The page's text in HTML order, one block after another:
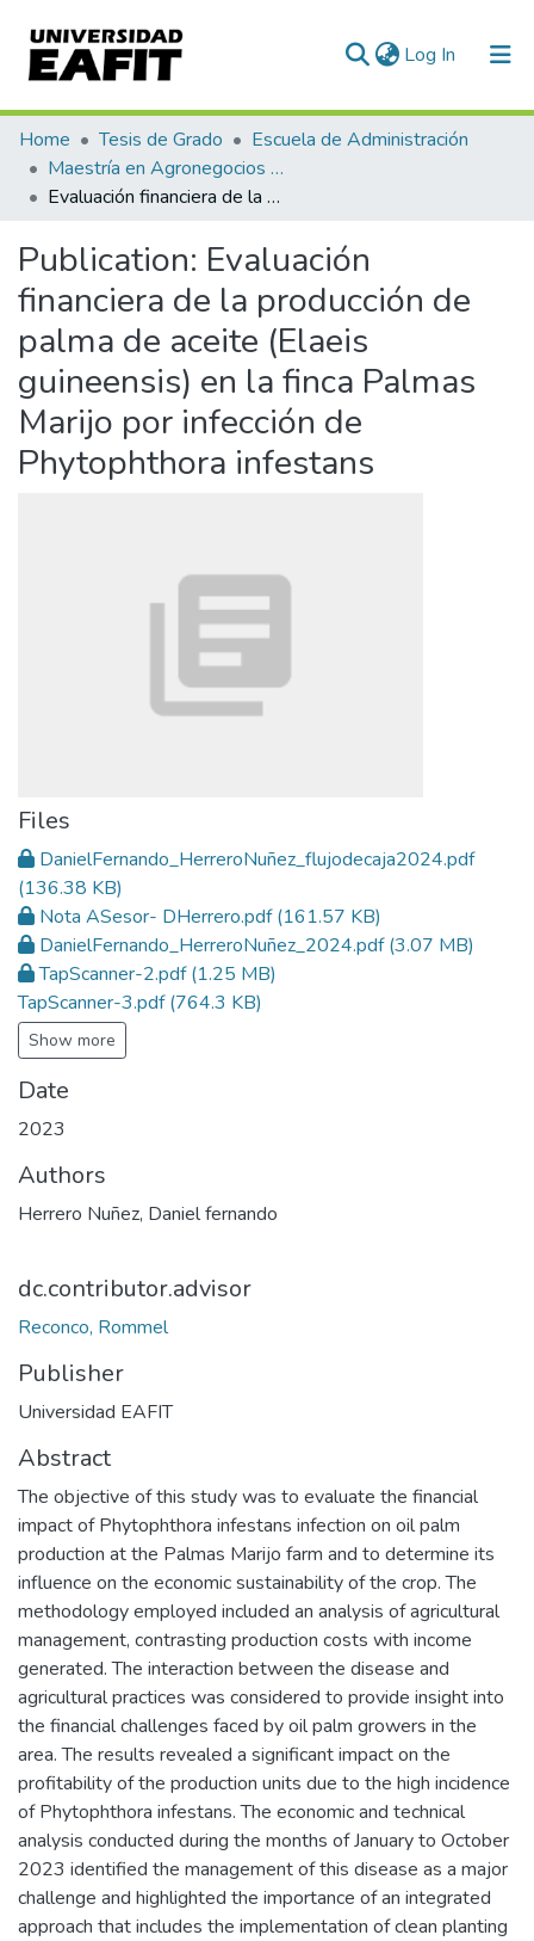
Log In (current)
Communities & Collections
All of DSpace
Home Tesis de Grado
Escuela de Administración
Maestría en Agronegocios (tesis)
Evaluación financiera de la producción de palma de aceite (Elaeis guineensis) en la finca Palmas Marijo por infección de Phytophthora infestans
Publication: Evaluación
financiera de la producción de
palma de aceite (Elaeis
guineensis) en la finca Palmas
Marijo por infección de
Phytophthora infestans
Files
DanielFernando_HerreroNuñez_flujodecaja2024.pdf
(136.38 KB)
Nota ASesor- DHerrero.pdf(161.57 KB)
DanielFernando_HerreroNuñez_2024.pdf(3.07 MB)
TapScanner-2.pdf(1.25 MB)
TapScanner-3.pdf(764.3 KB)
Show more
Date
2023
Authors
Herrero Nuñez, Daniel fernando
dc.contributor.advisor
Reconco, Rommel
Publisher
Universidad EAFIT
Abstract
The objective of this study was to evaluate the financial
impact of Phytophthora infestans infection on oil palm
production at the Palmas Marijo farm and to determine its
influence on the economic sustainability of the crop. The
methodology employed included an analysis of agricultural
management, contrasting production costs with income
generated. The interaction between the disease and
agricultural practices was considered to provide insight into
the financial challenges faced by oil palm growers in the
area. The results revealed a significant impact on the
profitability of the production units due to the high incidence
of Phytophthora infestans. The economic and technical
analysis conducted during the months of January to October
2023 identified the management of this disease as a major
challenge and highlighted the importance of an integrated
approach that includes the implementation of clean planting